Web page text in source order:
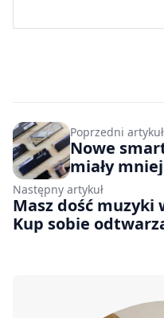
Poprzedni artykuł
Nowe
miały
Następny artykuł
Masz dość muzyki
Kup sobie